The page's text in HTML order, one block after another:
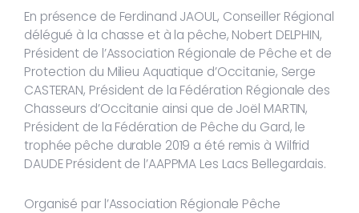
En présence de Ferdinand JAOUL, Conseiller Régional
délégué à la chasse et à la pêche, Nobert DELPHIN,
Président de l’Association Régionale de Pêche et de
Protection du Milieu Aquatique d’Occitanie, Serge
CASTERAN, Président de la Fédération Régionale des
Chasseurs d’Occitanie ainsi que de Joël MARTIN,
Président de la Fédération de Pêche du Gard, le
trophée pêche durable 2019 a été remis à Wilfrid
DAUDE Président de l’AAPPMA Les Lacs Bellegardais.
Organisé par l’Association Régionale Pêche